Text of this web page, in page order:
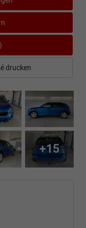
drucken
+15